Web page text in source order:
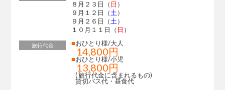
８月２３日（ 日 ）
９月１２日（土）
９月２６日（土）
１０月１１日（ 日 ）
旅行代金 ■おひとり様/大人
14,800円
■おひとり様/小児
13,800円
( 旅行代金に含まれるもの)
貸切バス代・昼食代